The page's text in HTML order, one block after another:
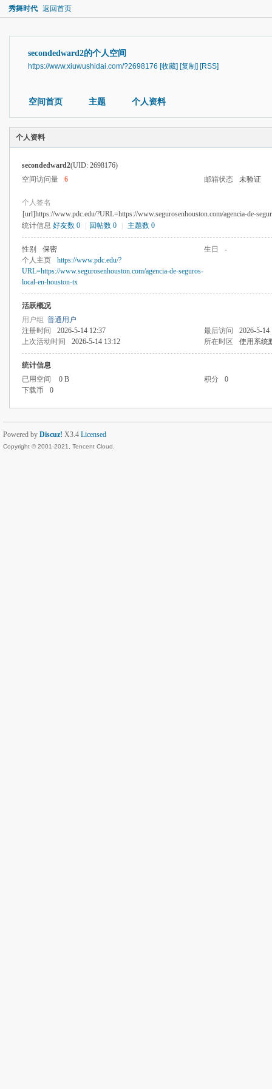
秀舞时代 返回首页
secondedward2的个人空间
https://www.xiuwushidai.com/?2698176 [收藏] [复制] [RSS]
空间首页 主题 个人资料
个人资料
secondedward2(UID: 2698176)
空间访问量
6 邮箱状态 未验证
个人签名
[url]https://www.pdc.edu/?URL=https://www.segurosenhouston.com/agencia-de-
统计信息 好友数 0 回帖数 0 主题数 0
性别 保密 生日
-
个人主页
https://www.pdc.edu/?
URL=https://www.segurosenhouston.com/agencia-de-seguros-
local-en-houston-tx
活跃概况
用户组 普通用户
注册时间
2026-5-14 12:37 最后访问
2026-5-14
上次活动时间
2026-5-14 13:12 所在时区 使用系统
统计信息
已用空间
0 B 积分
0
下载币
0
Powered by Discuz! X3.4 Licensed
Copyright © 2001-2021, Tencent Cloud.